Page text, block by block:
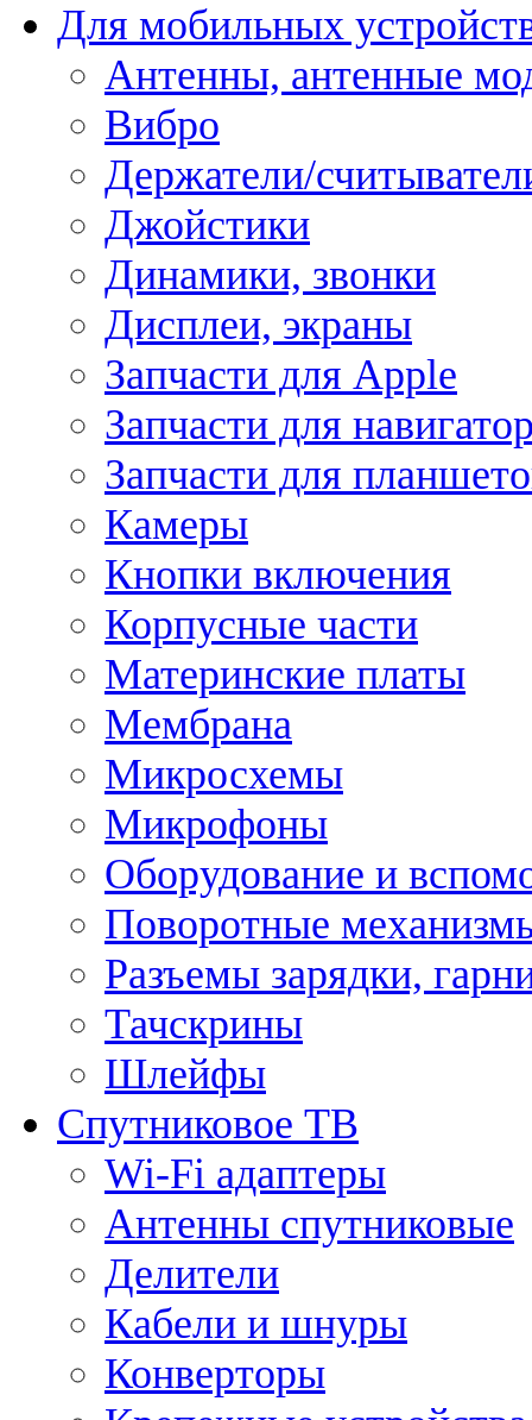
Для мобильных
Антенны, антенные
Вибро
Держатели/
Джойстики
Динамики, звонки
Дисплеи, экраны
Запчасти для Apple
Запчасти для
Запчасти для
Камеры
Кнопки включения
Корпусные части
Материнские платы
Мембрана
Микросхемы
Микрофоны
Оборудование и
Поворотные
Разъемы зарядки,
Тачскрины
Шлейфы
Спутниковое ТВ
Wi-Fi адаптеры
Антенны спутниковые
Делители
Кабели и шнуры
Конверторы